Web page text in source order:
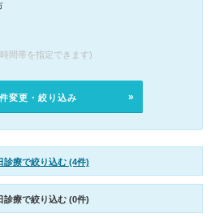
間帯を指定できます)
変更・絞り込み
診療で絞り込む (4件)
診療で絞り込む (0件)